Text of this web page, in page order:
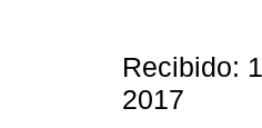
Recibido:
2017